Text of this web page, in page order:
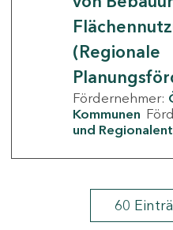
(Regionale
Fördernehmer:
Kommunen
und
60